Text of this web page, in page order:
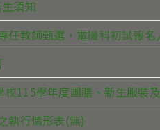
須知
任教師甄選，電機科初試報
校115學年度團膳、新生服裝
執行情形表(無)